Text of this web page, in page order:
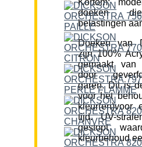
doeken
belastingen
Doeken van
zijn 100%
gemaakt van
door
garen. Dit is
voor het
kleur(en)voor
tijd. UV-
gestopt
kleurbehoud